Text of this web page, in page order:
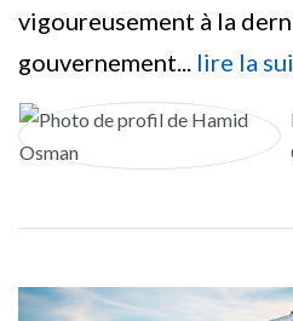
vigoureusement à la
gouvernement... lire la